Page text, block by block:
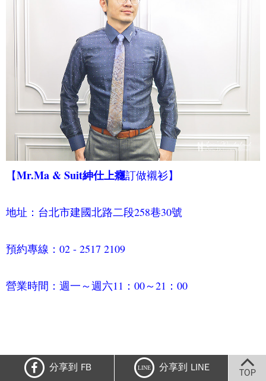
【Mr.Ma & Suit紳仕上癮訂做襯衫】
地址：台北市建國北路二段258巷30號
預約專線：02 - 2517 2109
營業時間：週一～週六11：00～21：00
分享到 FB LINE 分享到 LINE TOP